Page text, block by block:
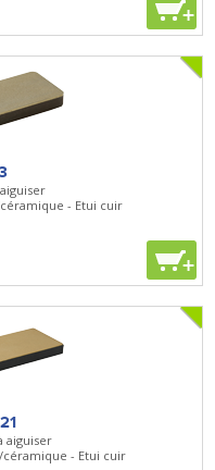
+
- Etui cuir
+
aiguiser
- Etui cuir